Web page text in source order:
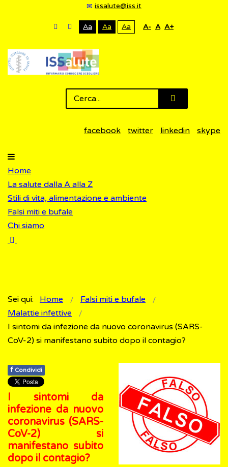
issalute@iss.it
Aa Aa Aa A- A A+
facebook twitter linkedin skype
Home
La salute dalla A alla Z
Stili di vita, alimentazione e ambiente
Falsi miti e bufale
Chi siamo
Sei qui: Home
Falsi miti e bufale
Malattie infettive
I sintomi da infezione da nuovo coronavirus (SARS-
CoV-2) si manifestano subito dopo il contagio?
f Condividi
I sintomi da
infezione da nuovo
coronavirus (SARS-
CoV-2) si
manifestano subito
dopo il contagio?